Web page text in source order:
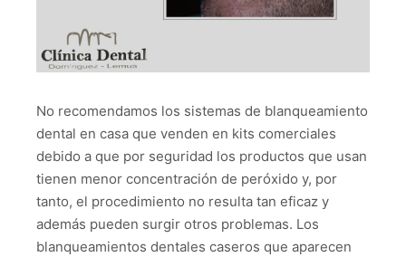
No recomendamos los sistemas de blanqueamiento
dental en casa que venden en kits comerciales
debido a que por seguridad los productos que usan
tienen menor concentración de peróxido y, por
tanto, el procedimiento no resulta tan eficaz y
además pueden surgir otros problemas. Los
blanqueamientos dentales caseros que aparecen